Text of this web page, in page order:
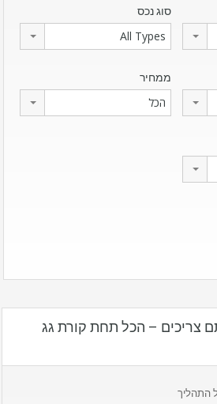
סוג נכס
All Types
ממחיר
הכל
צריכים – הכל תחת קורת גג
התהליך